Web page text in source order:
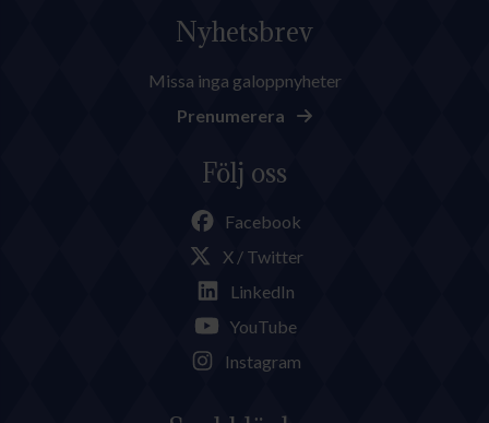
Nyhetsbrev
Missa inga galoppnyheter
Prenumerera
Följ oss
Facebook
X / Twitter
LinkedIn
YouTube
Instagram